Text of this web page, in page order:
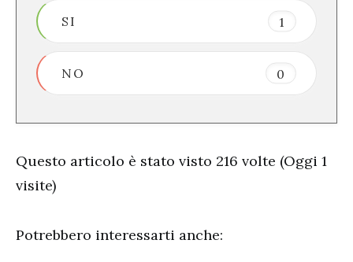
SI 1
NO 0
Questo articolo è stato visto 216 volte (Oggi 1
visite)
Potrebbero interessarti anche: